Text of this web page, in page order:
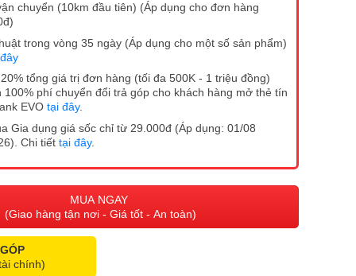
chuyển (10km đầu tiên) (Áp dụng cho đơn hàng
trong vòng 35 ngày (Áp dụng cho một số sản phẩm)
tổng giá trị đơn hàng (tối đa 500K - 1 triệu đồng)
100% phí chuyển đổi trả góp cho khách hàng mở thẻ tín
EVO tại đây.
Gia dụng giá sốc chỉ từ 29.000đ (Áp dụng: 01/08
Chi tiết tại đây.
MUA NGAY
(Giao hàng tận nơi - Giá tốt - An toàn)
chính)